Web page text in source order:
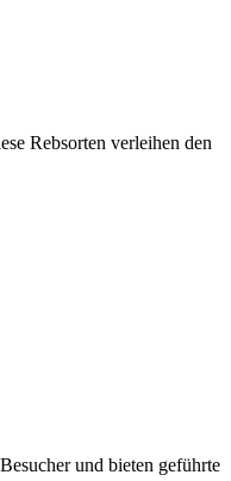
Rebsorten verleihen den
und bieten geführte